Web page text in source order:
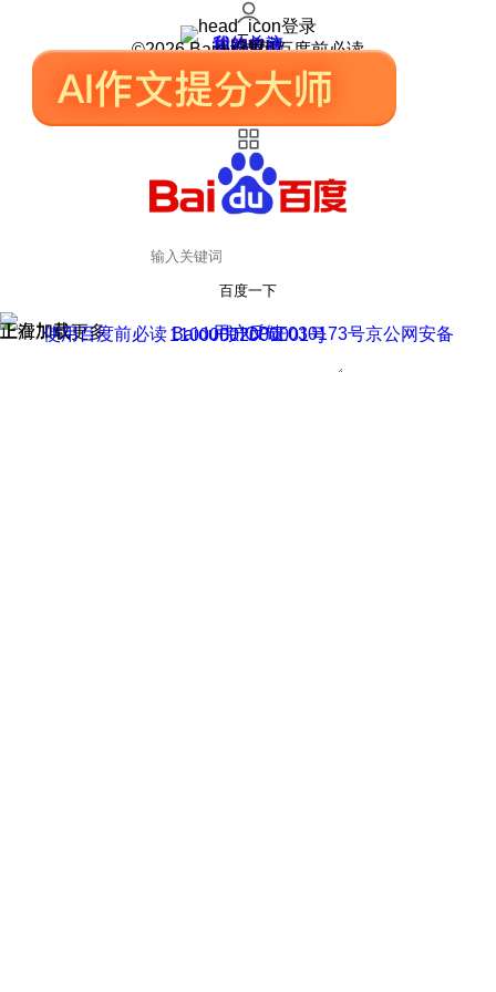
登录
我的关注
我的收藏
皮肤中心
用户反馈
设置
©2026 Baidu 使用百度前必读
百度一下
正在加载
上滑加载更多 用户反馈
使用百度前必读 Baidu 京ICP证030173号
京公网安备11000002000001号